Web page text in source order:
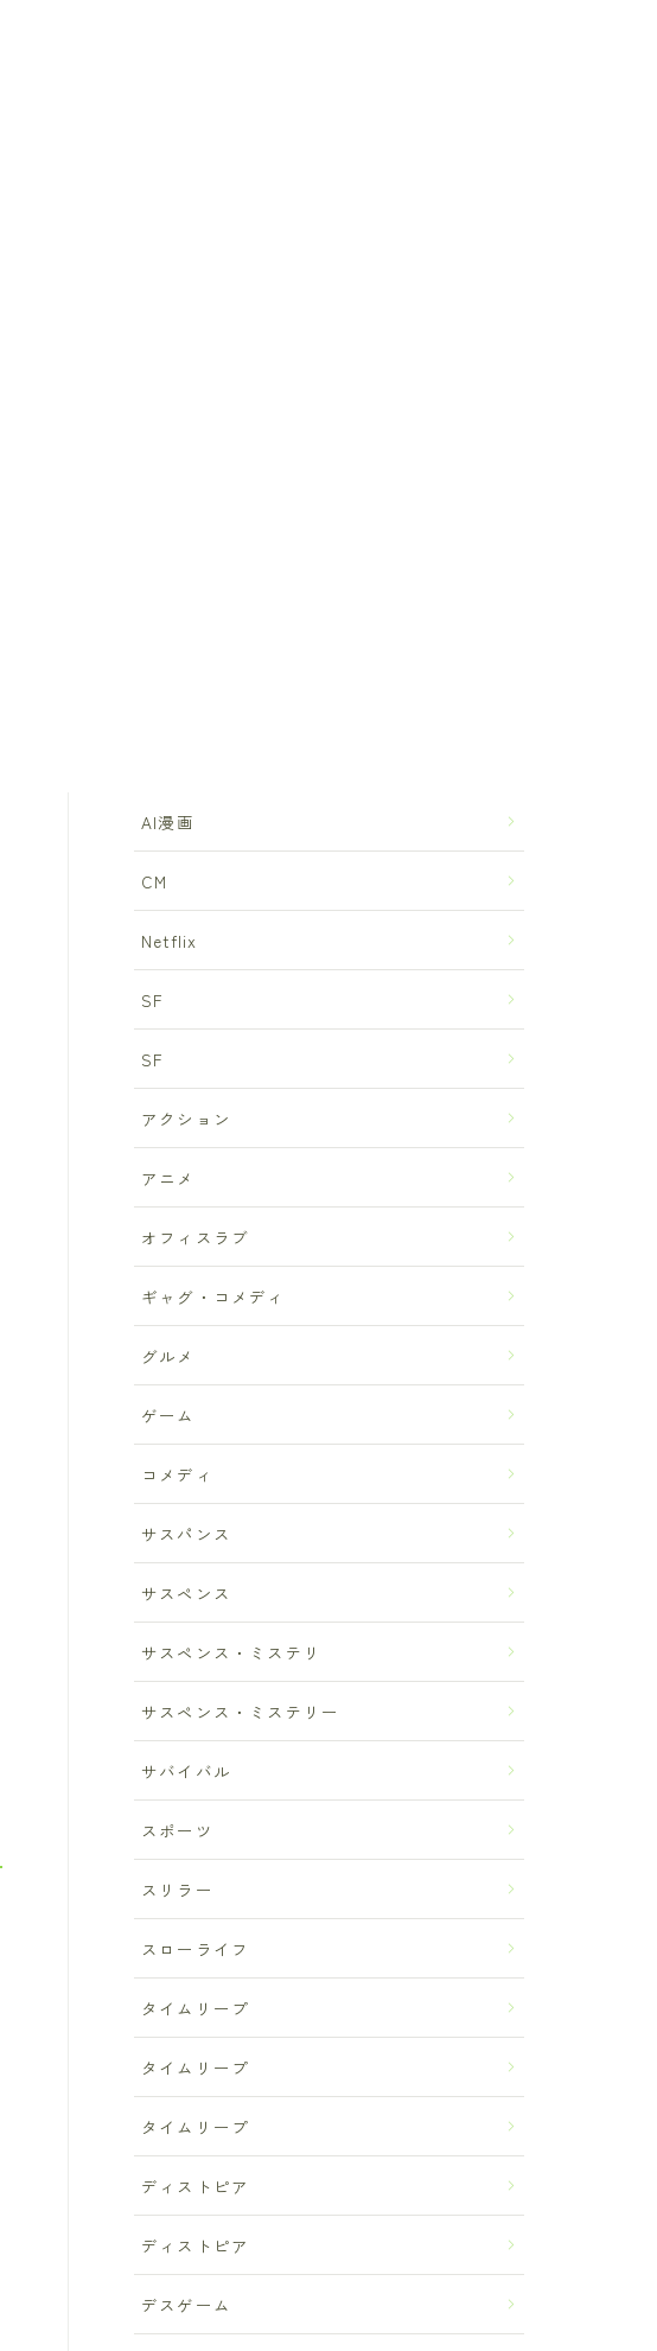
AI漫画
CM
Netflix
SF
SF
アクション
アニメ
オフィスラブ
ギャグ・コメディ
グルメ
ゲーム
コメディ
サスパンス
サスペンス
サスペンス・ミステリ
サスペンス・ミステリー
サバイバル
スポーツ
スリラー
スローライフ
タイムリープ
タイムリープ
タイムリープ
ディストピア
ディストピア
デスゲーム